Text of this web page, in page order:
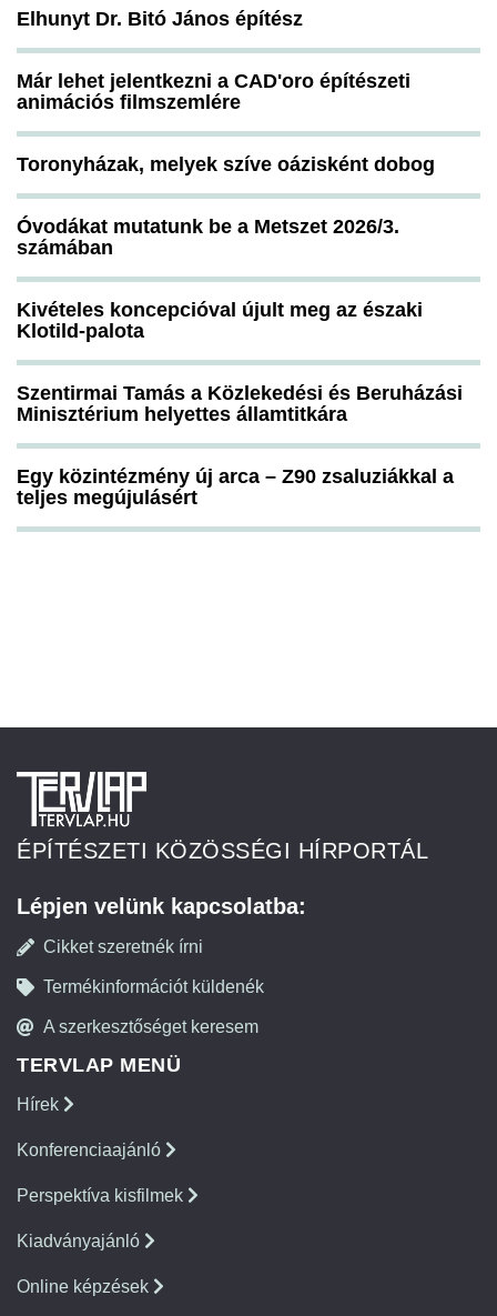
Elhunyt Dr. Bitó János építész
Már lehet jelentkezni a CAD'oro építészeti
animációs filmszemlére
Toronyházak, melyek szíve oázisként dobog
Óvodákat mutatunk be a Metszet 2026/3.
számában
Kivételes koncepcióval újult meg az északi
Klotild-palota
Szentirmai Tamás a Közlekedési és Beruházási
Minisztérium helyettes államtitkára
Egy közintézmény új arca – Z90 zsaluziákkal a
teljes megújulásért
ÉPÍTÉSZETI KÖZÖSSÉGI HÍRPORTÁL
Lépjen velünk kapcsolatba:
Cikket szeretnék írni
Termékinformációt küldenék
A szerkesztőséget keresem
TERVLAP MENÜ
Hírek
Konferenciaajánló
Perspektíva kisfilmek
Kiadványajánló
Online képzések